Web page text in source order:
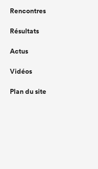
Rencontres
Résultats
Actus
Vidéos
Plan du site